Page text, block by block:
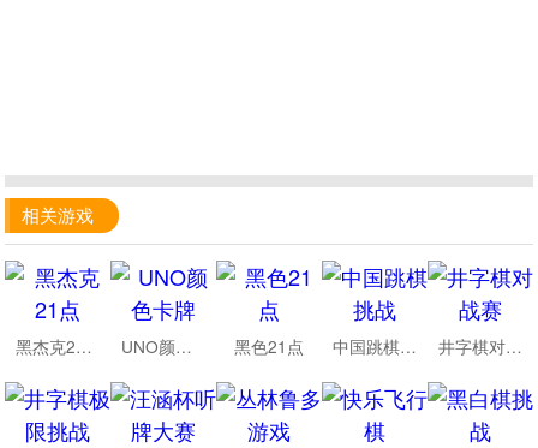
相关游戏
黑杰克21点 UNO颜色卡牌 黑色21点 中国跳棋挑战 井字棋对战赛